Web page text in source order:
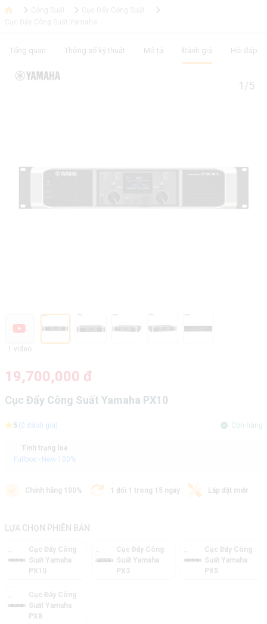
Tổng quan Thông số kỹ thuật Mô tả Đánh giá Hỏi đáp
1/5
1 video
19,700,000 đ
Cục Đẩy Công Suất Yamaha PX10
5 (0 đánh giá) Còn hàng
Tình trạng loa
Fullbox - New 100%
Chính hãng 100% 1 đổi 1 trong 15 ngày Lắp đặt miễn phí
LỰA CHỌN PHIÊN BẢN
Cục Đẩy Công
Suất Yamaha
PX10
Cục Đẩy Công
Suất Yamaha
PX3
Cục Đẩy Công
Suất Yamaha
PX5
Cục Đẩy Công
Suất Yamaha
PX8